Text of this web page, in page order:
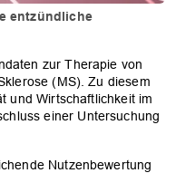
entzündliche
zur Therapie von
(MS). Zu diesem
und Wirtschaftlichkeit im
einer Untersuchung
Nutzenbewertung